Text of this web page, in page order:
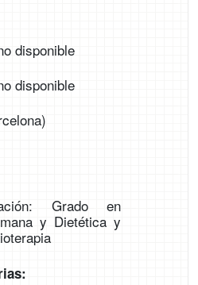
disponible
disponible
Grado en
y Dietética y